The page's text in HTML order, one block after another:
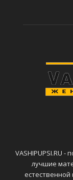
VASHIPUPSI.RU
лучшие